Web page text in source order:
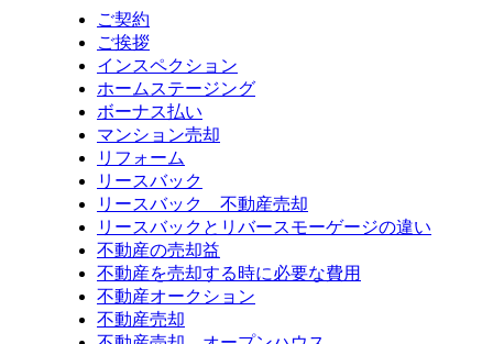
ご契約
ご挨拶
インスペクション
ホームステージング
ボーナス払い
マンション売却
リフォーム
リースバック
リースバック 不動産売却
リースバックとリバースモーゲージの違い
不動産の売却益
不動産を売却する時に必要な費用
不動産オークション
不動産売却